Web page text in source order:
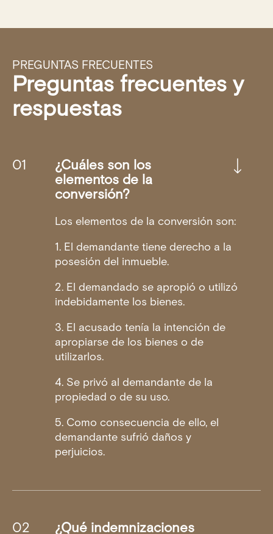
PREGUNTAS FRECUENTES
Preguntas frecuentes y
respuestas
¿Cuáles son los
elementos de la
conversión?
Los elementos de la conversión son:
1. El demandante tiene derecho a la
posesión del inmueble.
2. El demandado se apropió o utilizó
indebidamente los bienes.
3. El acusado tenía la intención de
apropiarse de los bienes o de
utilizarlos.
4. Se privó al demandante de la
propiedad o de su uso.
5. Como consecuencia de ello, el
demandante sufrió daños y
perjuicios.
¿Qué indemnizaciones